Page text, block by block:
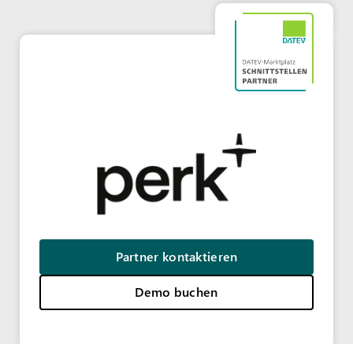
Partner kontaktieren
Demo buchen